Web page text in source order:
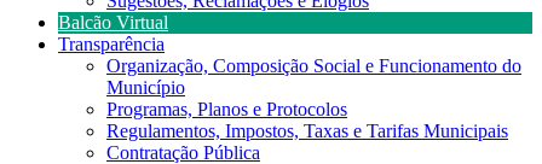
Balcão Virtual
Transparência
Organização, Composição Social e Funcionamento do
Município
Programas, Planos e Protocolos
Regulamentos, Impostos, Taxas e Tarifas Municipais
Contratação Pública